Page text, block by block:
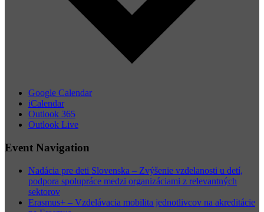
Google Calendar
iCalendar
Outlook 365
Outlook Live
Event Navigation
Nadácia pre deti Slovenska – Zvýšenie vzdelanosti u detí,
podpora spolupráce medzi organizáciami z relevantných
sektorov
Erasmus+ – Vzdelávacia mobilita jednotlivcov na akreditácie